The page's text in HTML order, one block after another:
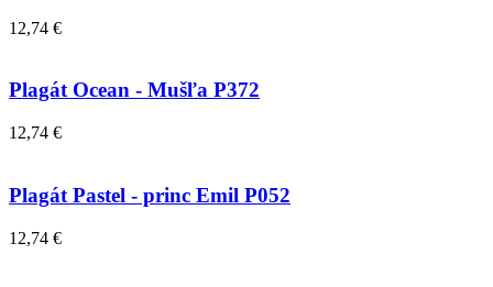
12,74 €
Plagát Ocean - Mušľa P372
12,74 €
Plagát Pastel - princ Emil P052
12,74 €